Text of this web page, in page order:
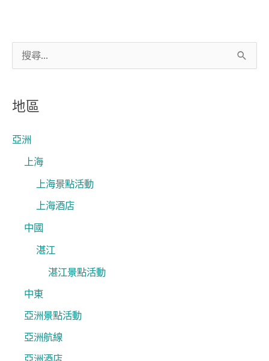
關
鍵
字
地區
亞洲
上海
上海景點活動
上海酒店
中國
湛江
湛江景點活動
中東
亞洲景點活動
亞洲航線